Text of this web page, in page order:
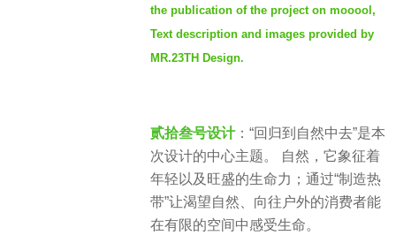
the publication of the project on mooool,
Text description and images provided by
MR.23TH Design.
贰拾叁号设计：“回归到自然中去”是本
次设计的中心主题。 自然，它象征着
年轻以及旺盛的生命力；通过“制造热
带”让渴望自然、向往户外的消费者能
在有限的空间中感受生命。